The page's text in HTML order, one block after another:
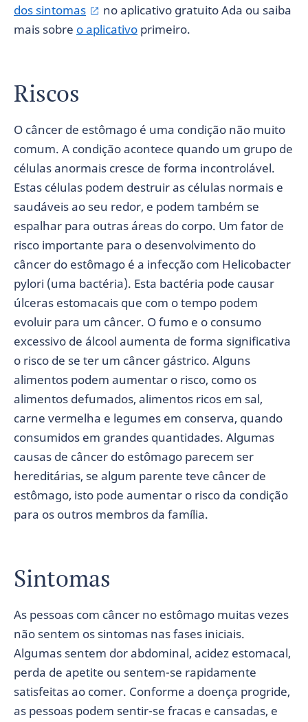
dos sintomas
no aplicativo gratuito Ada ou saiba
mais sobre o aplicativo primeiro.
Riscos
O câncer de estômago é uma condição não muito
comum. A condição acontece quando um grupo de
células anormais cresce de forma incontrolável.
Estas células podem destruir as células normais e
saudáveis ​​ao seu redor, e podem também se
espalhar para outras áreas do corpo. Um fator de
risco importante para o desenvolvimento do
câncer do estômago é a infecção com Helicobacter
pylori (uma bactéria). Esta bactéria pode causar
úlceras estomacais que com o tempo podem
evoluir para um câncer. O fumo e o consumo
excessivo de álcool aumenta de forma significativa
o risco de se ter um câncer gástrico. Alguns
alimentos podem aumentar o risco, como os
alimentos defumados, alimentos ricos em sal,
carne vermelha e legumes em conserva, quando
consumidos em grandes quantidades. Algumas
causas de câncer do estômago parecem ser
hereditárias, se algum parente teve câncer de
estômago, isto pode aumentar o risco da condição
para os outros membros da família.
Sintomas
As pessoas com câncer no estômago muitas vezes
não sentem os sintomas nas fases iniciais.
Algumas sentem dor abdominal, acidez estomacal,
perda de apetite ou sentem-se rapidamente
satisfeitas ao comer. Conforme a doença progride,
as pessoas podem sentir-se fracas e cansadas, e